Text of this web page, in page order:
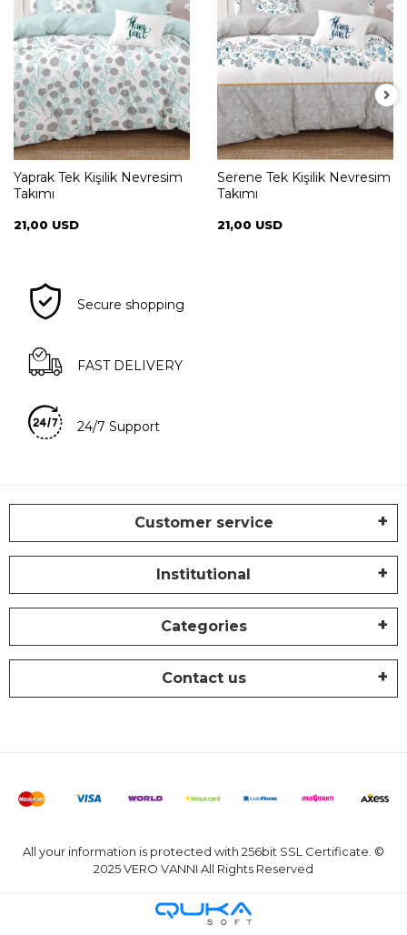
Yaprak Tek Kişilik Nevresim
Takımı
21,00 USD
Serene Tek Kişilik Nevresim
Takımı
21,00 USD
Secure shopping
FAST DELIVERY
24/7 Support
Customer service
Institutional
Categories
Contact us
All your information is protected with 256bit SSL Certificate. ©
2025 VERO VANNI All Rights Reserved